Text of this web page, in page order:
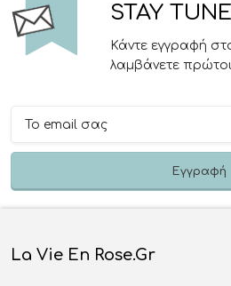
STAY
Κάντε εγγραφή
λαμβάνετε
La Vie En Rose.gr